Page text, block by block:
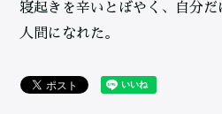
寝起きを辛いとぼやく、自分
人間になれた。